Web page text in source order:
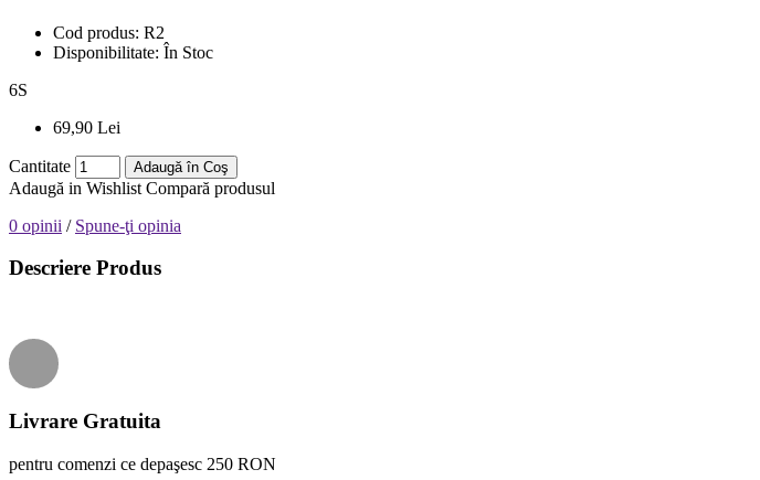
Cod produs: R2
Disponibilitate: În Stoc
6S
69,90 Lei
Cantitate Adaugă în Coş
Adaugă in Wishlist Compară produsul
0 opinii / Spune-ţi opinia
Descriere Produs
Livrare Gratuita
pentru comenzi ce depaşesc 250 RON